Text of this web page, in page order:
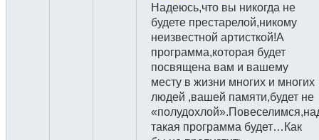
Надеюсь,что вы никогда не
будете престарелой,никому
неизвестной артисткой!А
программа,которая будет
посвящена вам и вашему
месту в жизни многих и многих
людей ,вашей памяти,будет не
такая программа будет…Как